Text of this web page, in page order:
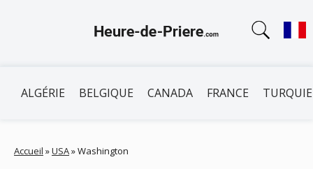
ALGÉRIE BELGIQUE CANADA FRANCE TURQUIE
Accueil »USA»Washington